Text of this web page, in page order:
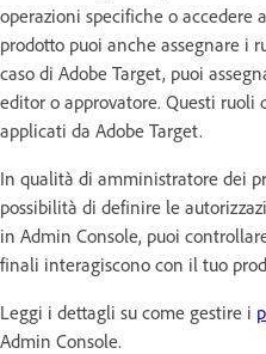
operazioni specifiche o
prodotto puoi anche assegnare i
caso di Adobe Target, puoi
editor o approvatore. Questi ruoli
applicati da Adobe Target.
In qualità di amministratore dei
possibilità di definire le
in Admin Console, puoi
finali interagiscono con il tuo
Leggi i dettagli su come gestire i
Admin Console.